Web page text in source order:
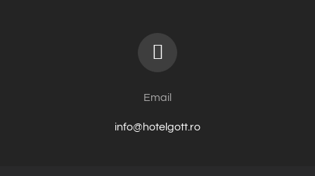
Email
info@hotelgott.ro